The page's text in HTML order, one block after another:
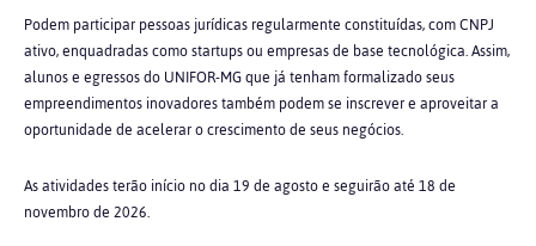
Podem participar pessoas jurídicas regularmente constituídas, com CNPJ
ativo, enquadradas como startups ou empresas de base tecnológica. Assim,
alunos e egressos do UNIFOR-MG que já tenham formalizado seus
empreendimentos inovadores também podem se inscrever e aproveitar a
oportunidade de acelerar o crescimento de seus negócios.
As atividades terão início no dia 19 de agosto e seguirão até 18 de
novembro de 2026.